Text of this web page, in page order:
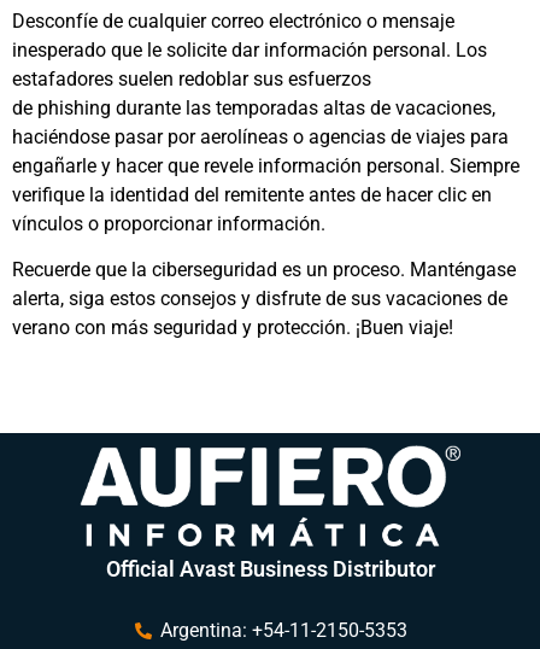
Desconfíe de cualquier correo electrónico o mensaje
inesperado que le solicite dar información personal. Los
estafadores suelen redoblar sus esfuerzos
de phishing durante las temporadas altas de vacaciones,
haciéndose pasar por aerolíneas o agencias de viajes para
engañarle y hacer que revele información personal. Siempre
verifique la identidad del remitente antes de hacer clic en
vínculos o proporcionar información.
Recuerde que la ciberseguridad es un proceso. Manténgase
alerta, siga estos consejos y disfrute de sus vacaciones de
verano con más seguridad y protección. ¡Buen viaje!
Official Avast Business Distributor
Argentina: +54-11-2150-5353